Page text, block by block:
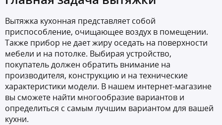
Вытяжка кухонная представляет собой
приспособление, очищающее воздух в помещении.
Также прибор не дает жиру оседать на поверхности
мебели и на потолке. Выбирая устройство,
покупатель должен обратить внимание на
производителя, конструкцию и на технические
характеристики модели. В нашем интернет-магазине
вы сможете найти многообразие вариантов и
определиться с самым лучшим вариантом для вашей
кухни.